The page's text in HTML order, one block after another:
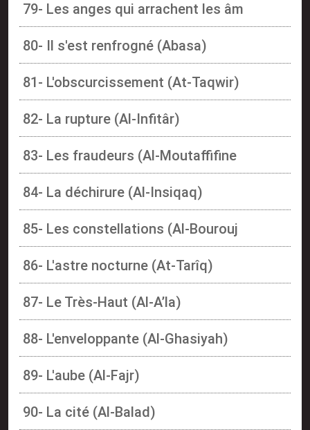
79- Les anges qui arrachent les âm
80- Il s'est renfrogné (Abasa)
81- L'obscurcissement (At-Taqwir)
82- La rupture (Al-Infitâr)
83- Les fraudeurs (Al-Moutaffifine
84- La déchirure (Al-Insiqaq)
85- Les constellations (Al-Bourouj
86- L'astre nocturne (At-Tarîq)
87- Le Très-Haut (Al-A’la)
88- L'enveloppante (Al-Ghasiyah)
89- L'aube (Al-Fajr)
90- La cité (Al-Balad)